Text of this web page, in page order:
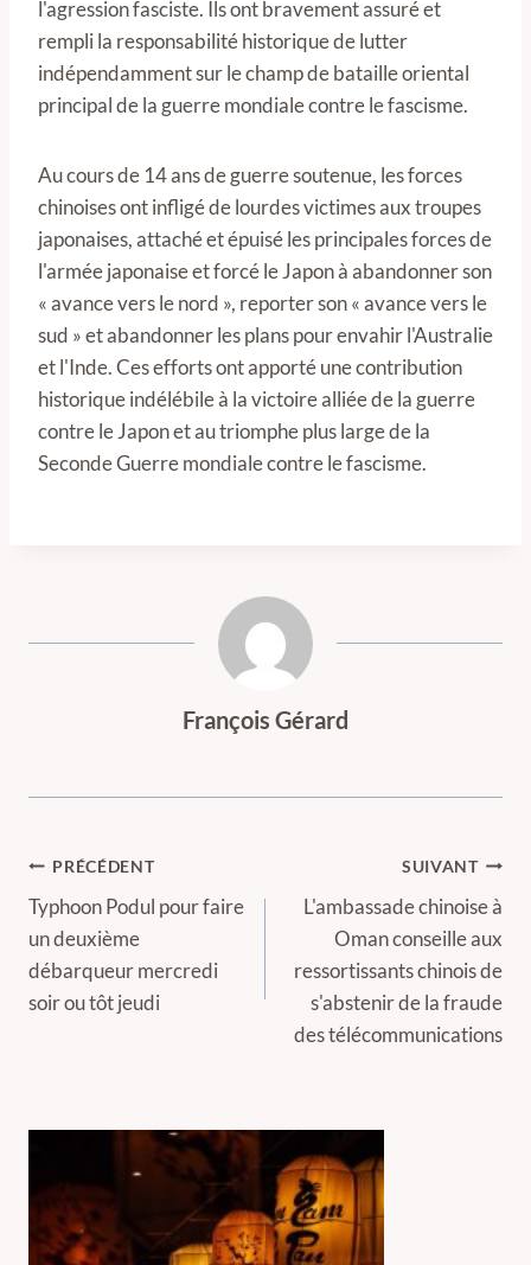
l'agression fasciste. Ils ont bravement assuré et
rempli la responsabilité historique de lutter
indépendamment sur le champ de bataille oriental
principal de la guerre mondiale contre le fascisme.
Au cours de 14 ans de guerre soutenue, les forces
chinoises ont infligé de lourdes victimes aux troupes
japonaises, attaché et épuisé les principales forces de
l'armée japonaise et forcé le Japon à abandonner son
« avance vers le nord », reporter son « avance vers le
sud » et abandonner les plans pour envahir l'Australie
et l'Inde. Ces efforts ont apporté une contribution
historique indélébile à la victoire alliée de la guerre
contre le Japon et au triomphe plus large de la
Seconde Guerre mondiale contre le fascisme.
François Gérard
Navigation
de
l’article
PRÉCÉDENT
Typhoon Podul pour faire
un deuxième
débarqueur mercredi
soir ou tôt jeudi
SUIVANT
L'ambassade chinoise à
Oman conseille aux
ressortissants chinois de
s'abstenir de la fraude
des télécommunications